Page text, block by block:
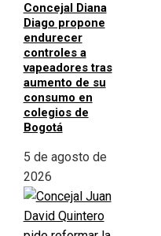
Concejal Diana
Diago propone
endurecer
controles a
vapeadores tras
aumento de su
consumo en
colegios de
Bogotá
5 de agosto de
2026